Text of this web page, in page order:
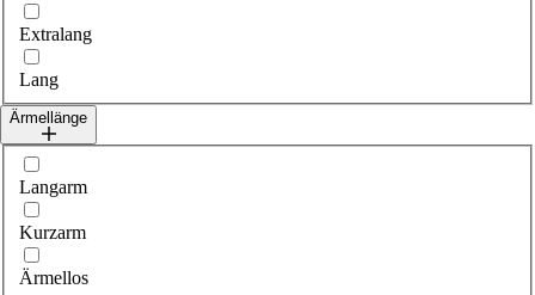
Extralang
Lang
Ärmellänge
Wähle sleeveLength
Langarm
Kurzarm
Ärmellos